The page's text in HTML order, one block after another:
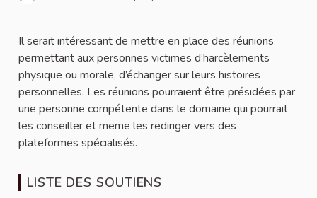
Il serait intéressant de mettre en place des réunions
permettant aux personnes victimes d’harcèlements
physique ou morale, d’échanger sur leurs histoires
personnelles. Les réunions pourraient être présidées par
une personne compétente dans le domaine qui pourrait
les conseiller et meme les rediriger vers des
plateformes spécialisés.
LISTE DES SOUTIENS